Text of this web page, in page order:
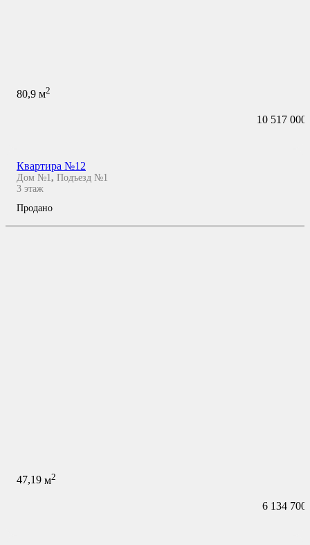
80,9 м2
10 517 000
Квартира №12
Дом №1, Подъезд №1
3 этаж
Продано
47,19 м2
6 134 700